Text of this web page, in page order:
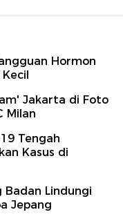
Hormon
Jakarta di Foto
Milan
Tengah
Kasus di
Badan Lindungi
Jepang